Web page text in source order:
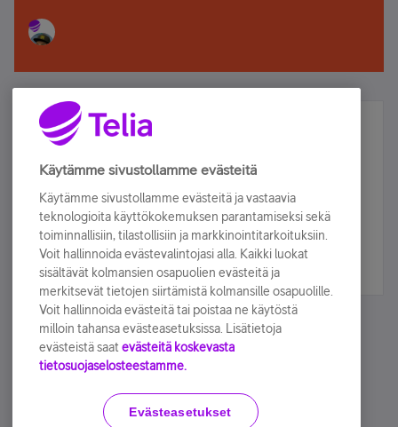
Älä jää paitsi – osallistu ja voita!
Tilaa Telian uutiskirje ja olet mukana arvonnassa.
sähköpostiisi.
Tilaa nyt
Käyttöehdot Accessibility statement
Käytämme sivustollamme evästeitä
Käytämme sivustollamme evästeitä ja vastaavia
teknologioita käyttökokemuksen parantamiseksi sekä
toiminnallisiin, tilastollisiin ja markkinointitarkoituksiin.
Voit hallinnoida evästevalintojasi alla. Kaikki luokat
sisältävät kolmansien osapuolien evästeitä ja
merkitsevät tietojen siirtämistä kolmansille osapuolille.
Voit hallinnoida evästeitä tai poistaa ne käytöstä
milloin tahansa evästeasetuksissa. Lisätietoja
evästeistä saat evästeitä koskevasta
tietosuojaselosteestamme.
Evästeasetukset